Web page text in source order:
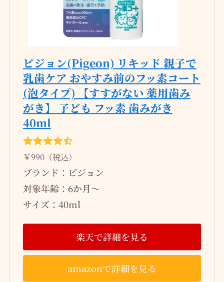
ピジョン(Pigeon) リキッド 親子で
乳歯ケア おやすみ前のフッ素コート
(泡タイプ) 【すすがない 薬用歯み
がき】 子ども フッ素 歯みがき
40ml
￥990（税込）
ブランド：ピジョン
対象年齢：6か月～
サイズ：40ml
楽天で詳細を見る
amazonで詳細を見る